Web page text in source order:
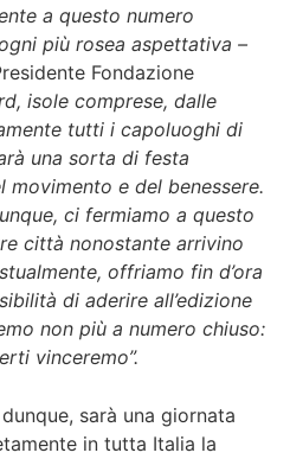
a questo numero
più rosea aspettativa –
Fondazione
isole comprese, dalle
tutti i capoluoghi di
una sorta di festa
movimento e del benessere.
ci fermiamo a questo
città nonostante arrivino
offriamo fin d’ora
di aderire all’edizione
non più a numero chiuso:
vinceremo”.
sarà una giornata
in tutta Italia la